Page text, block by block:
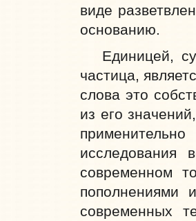
виде
основанию.
Единицей,
частица,
слова это
из его
исследования
современном
пополнениями
современных